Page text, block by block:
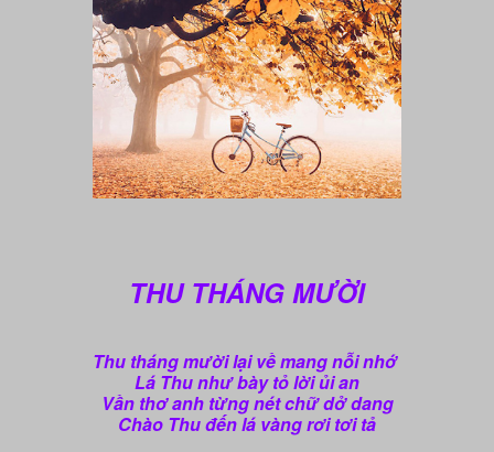
THU THÁNG MƯỜI
Thu tháng mười lại về mang nỗi nhớ
Lá Thu như bày tỏ lời ủi an
Vần thơ anh từng nét chữ dở dang
Chào Thu đến lá vàng rơi tơi tả